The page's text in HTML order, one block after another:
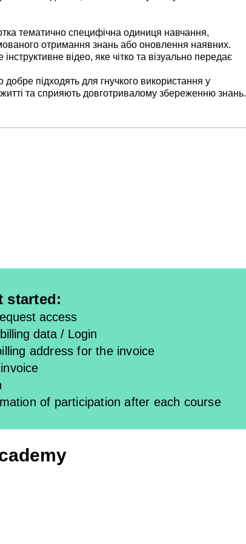
тематично специфічна одиниця навчання,
отримання знань або оновлення наявних.
відео, яке чітко та візуально передає
підходять для гнучкого використання у
та сприяють довготривалому збереженню знань.
started:
access
data / Login
address for the invoice
of participation after each course